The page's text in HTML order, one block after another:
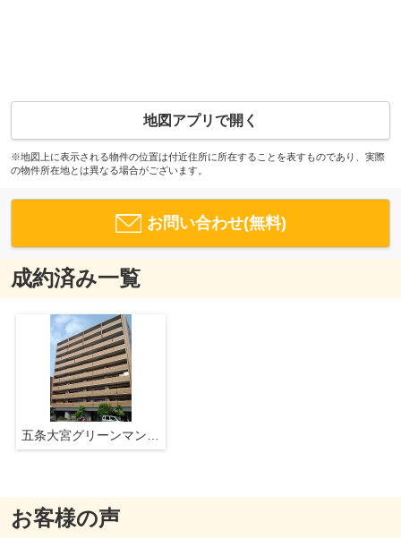
地図アプリで開く
※地図上に表示される物件の位置は付近住所に所在することを表すものであり、実際
の物件所在地とは異なる場合がございます。
お問い合わせ(無料)
成約済み一覧
五条大宮グリーンマンション
お客様の声